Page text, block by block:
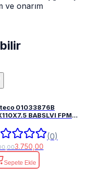
ve onarım
01033876B
BABSLVI FPM
(0)
3.750,00
Sepete Ekle